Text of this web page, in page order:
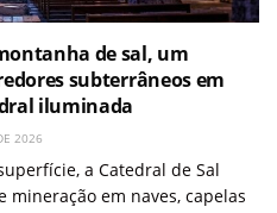
de sal, um
subterrâneos em
iluminada
2026
a Catedral de Sal
em naves, capelas